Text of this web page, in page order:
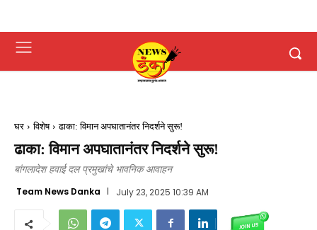
घर विशेष ढाका: विमान अपघातानंतर निदर्शने सुरू!
ढाका: विमान अपघातानंतर निदर्शने सुरू!
बांगलादेश हवाई दल प्रमुखांचे भावनिक आवाहन
Team News Danka July 23, 2025 10:39 AM